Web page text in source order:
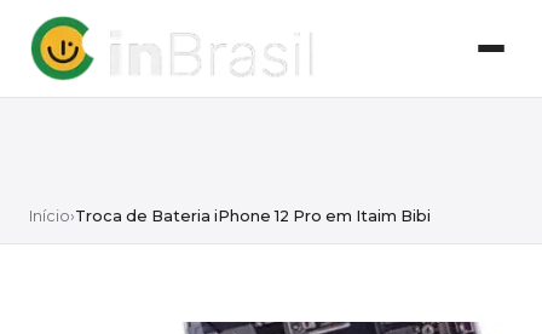
Início›Troca de Bateria iPhone 12 Pro em Itaim Bibi